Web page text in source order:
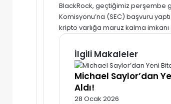
BlackRock, geçtiğimiz perşembe
Komisyonu’na (SEC) başvuru
kripto varlığa maruz kalma
İlgili Makaleler
Michael Saylor’dan
Aldı!
28 Ocak 2026